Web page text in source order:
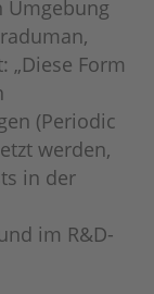
Umgebung
„Diese Form
(Periodic
werden,
in der
im R&D-